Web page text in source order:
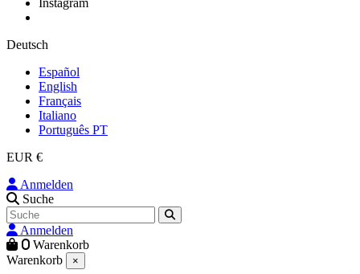
Instagram
Deutsch
Español
English
Français
Italiano
Português PT
EUR €
Anmelden
Suche
Anmelden
0 Warenkorb
Warenkorb
×